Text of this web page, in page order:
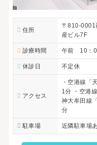
住所
〒810-0001
産ビル7F
診療時間 午前 10：
休診日 不定休
アクセス
・空港線「
1分 ・空港
神大牟田線
分
駐車場 近隣駐車場